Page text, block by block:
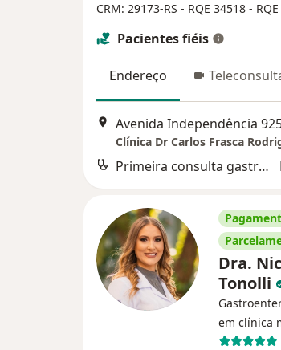
CRM: 29173-RS - RQE 34518 -
Pacientes fiéis
Endereço
Clínica Dr Carlos Frasca
Primeira consulta gastroenterologia
Dra.
Tonolli
em clínica